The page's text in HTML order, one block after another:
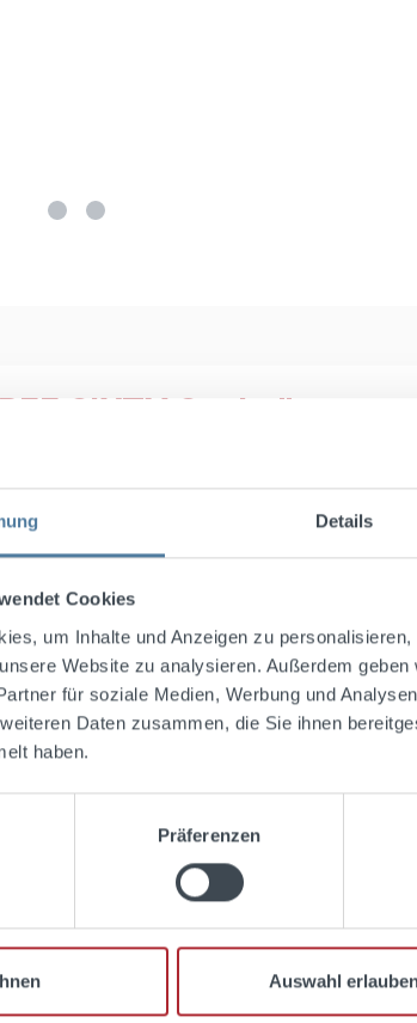
Details
Cookies
um Inhalte und Anzeigen zu
Website zu analysieren. Außerdem
für soziale Medien, Werbung und
Daten zusammen, die Sie ihnen
haben.
Präferenzen
Auswahl
SIXTY Socks"
we’re launching a matching collection to
Shop Service
Book cocktail classes